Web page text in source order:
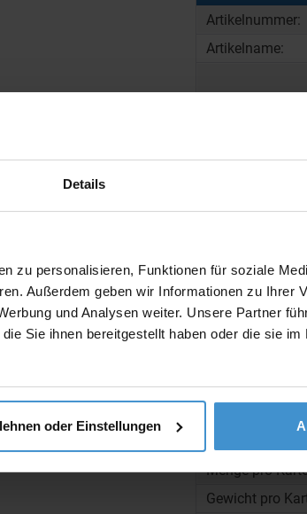
Details
zu personalisieren, Funktionen für soziale
Außerdem geben wir Informationen zu Ihrer
und Analysen weiter. Unsere Partner
Sie ihnen bereitgestellt haben oder die sie
oder Einstellungen
Artikelnummer:
Artikelname:
Menge pro
Gewicht pro